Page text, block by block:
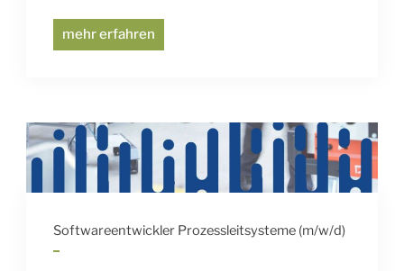
mehr erfahren
Softwareentwickler Prozessleitsysteme (m/w/d)